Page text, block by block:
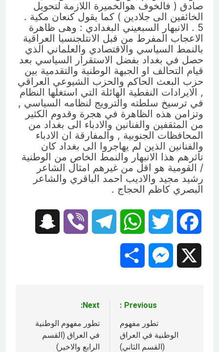
صادق ( فالخوف هوالخميرة اللازمة لتحويل
الخائفين الى جلادين ) كما يقول كنعان مكية .
5 . الانبهار السبعيني البغدادي : وهى ظاهرة
الاعجاب المفرط من قبل الانتلجنسيا العراقية
بالنمط السياسي والاقتصادي والعلماني الذي
حصل في بغداد بفضل الاستقرار السياسي بعد
قيام التحالف او الجبهة الوطنية والتقدمية بين
حزب البعث الحاكم والحزب الشيوعي العراقي
, الايرادات النفطية الهائلة التي استغلها النظام
في ترسيخ سلطته والترويج لنظامه السياسي ,
وتزامن هذه الظاهرة في هجرة وقدوم الكثير
من المثقفين والفنانين والادباء الى بغداد من
المحافظات الجنوبية , والمفارقة ان الادباء
والفنانين الذين لم يهاجروا الى بغداد كان
تاثرهم هذا الانبهار والنمط الخاص من الوطنية
/ القومية هو اقل من غيرهم امثال الشاعر
رشيد مجيد والاديب احمد الباقري والشاعر
البصري كاظم الحجاج .
Facebook
Twitter
WhatsApp
Telegram
Viber
Messenger
المقالات
Previous:
تطور مفهوم
الوطنية في العراق
(القسم الثاني)
Next:
تطور مفهوم الوطنية
في العراق (القسم
الرابع والاخير)